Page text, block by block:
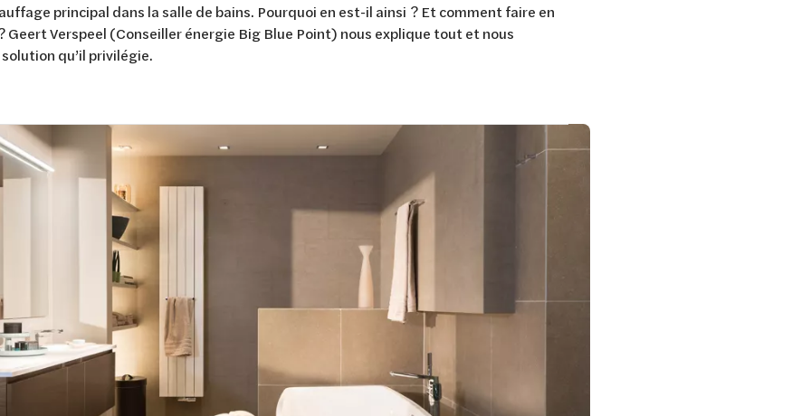
principal dans la salle de bains. Pourquoi en est-il ainsi ? Et comment faire en
Geert Verspeel (Conseiller énergie Big Blue Point) nous explique tout et nous
qu’il privilégie.